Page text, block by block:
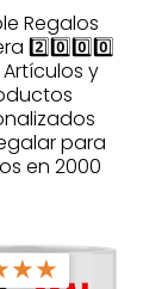
Regalos
2️⃣0️⃣0️⃣0️⃣
y
para
en 2000
★★